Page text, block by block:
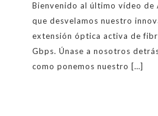
Bienvenido al último vídeo de
que desvelamos nuestro
extensión óptica activa de
Gbps. Únase a nosotros
como ponemos nuestro […]